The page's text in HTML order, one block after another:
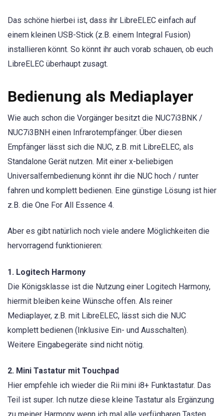
Das schöne hierbei ist, dass ihr LibreELEC einfach auf
einem kleinen USB-Stick (z.B. einem Integral Fusion)
installieren könnt. So könnt ihr auch vorab schauen, ob euch
LibreELEC überhaupt zusagt.
Bedienung als Mediaplayer
Wie auch schon die Vorgänger besitzt die NUC7i3BNK /
NUC7i3BNH einen Infrarotempfänger. Über diesen
Empfänger lässt sich die NUC, z.B. mit LibreELEC, als
Standalone Gerät nutzen. Mit einer x-beliebigen
Universalfernbedienung könnt ihr die NUC hoch / runter
fahren und komplett bedienen. Eine günstige Lösung ist hier
z.B. die One For All Essence 4.
Aber es gibt natürlich noch viele andere Möglichkeiten die
hervorragend funktionieren:
1. Logitech Harmony
Die Königsklasse ist die Nutzung einer Logitech Harmony,
hiermit bleiben keine Wünsche offen. Als reiner
Mediaplayer, z.B. mit LibreELEC, lässt sich die NUC
komplett bedienen (Inklusive Ein- und Ausschalten).
Weitere Eingabegeräte sind nicht nötig.
2. Mini Tastatur mit Touchpad
Hier empfehle ich wieder die Rii mini i8+ Funktastatur. Das
Teil ist super. Ich nutze diese kleine Tastatur als Ergänzung
zu meiner Harmony wenn ich mal alle verfügbaren Tasten